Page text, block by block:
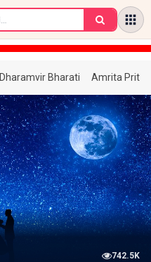
Dharamvir Bharati Amrita
742.5K